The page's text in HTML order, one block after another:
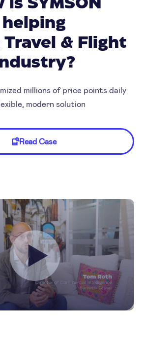
is SYMSON
helping
Travel & Flight
millions of price points daily
modern solution
Read Case